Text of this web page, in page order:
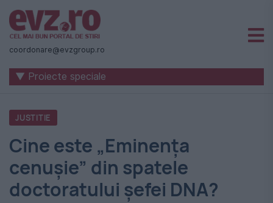
Știri
naționale
internaționale
România
-
Evenimentul
Zilei
coordonare@evzgroup.ro
▼ Proiecte speciale
JUSTITIE
Cine este „Eminenţa
cenuşie” din spatele
doctoratului șefei DNA?